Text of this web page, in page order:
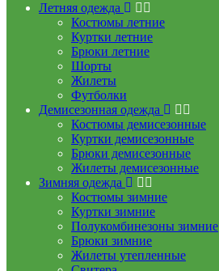
Летняя одежда
Костюмы летние
Куртки летние
Брюки летние
Шорты
Жилеты
Футболки
Демисезонная одежда
Костюмы демисезонные
Куртки демисезонные
Брюки демисезонные
Жилеты демисезонные
Зимняя одежда
Костюмы зимние
Куртки зимние
Полукомбинезоны зимние
Брюки зимние
Жилеты утепленные